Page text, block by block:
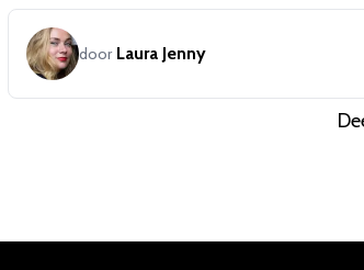
door Laura Jenny